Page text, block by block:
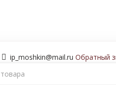
ip_moshkin@mail.ru Обратный